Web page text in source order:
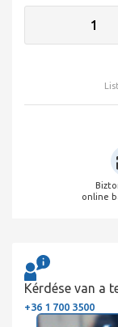
online
Kérdése van a
+36 1 700 3500